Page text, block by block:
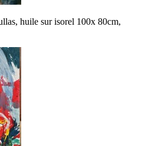
huile sur isorel 100x 80cm,